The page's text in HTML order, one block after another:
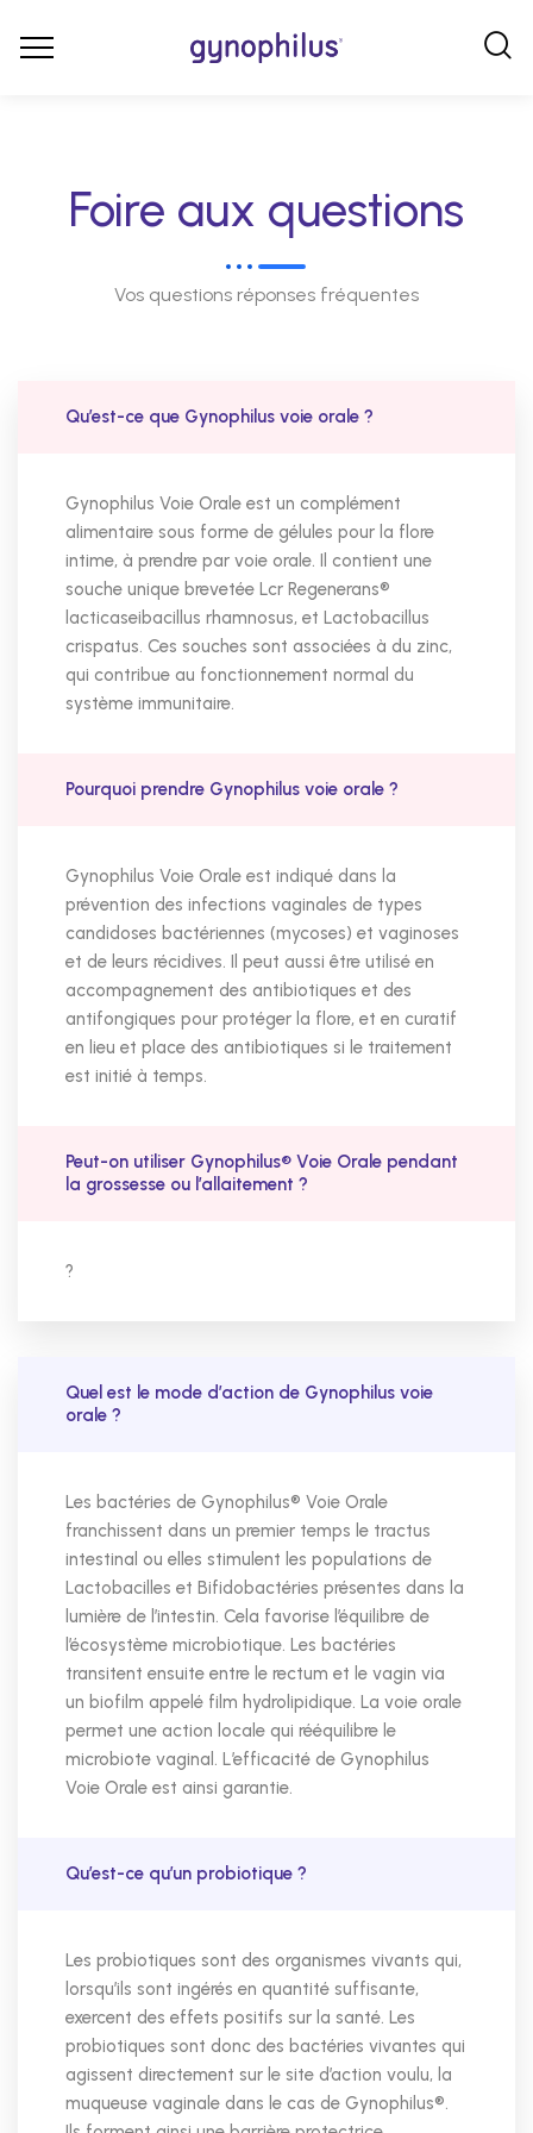
Foire aux questions
Vos questions réponses fréquentes
Qu’est-ce que Gynophilus voie orale ?
Gynophilus Voie Orale est un complément
alimentaire sous forme de gélules pour la flore
intime, à prendre par voie orale. Il contient une
souche unique brevetée Lcr Regenerans®
lacticaseibacillus rhamnosus, et Lactobacillus
crispatus. Ces souches sont associées à du zinc,
qui contribue au fonctionnement normal du
système immunitaire.
Pourquoi prendre Gynophilus voie orale ?
Gynophilus Voie Orale est indiqué dans la
prévention des infections vaginales de types
candidoses bactériennes (mycoses) et vaginoses
et de leurs récidives. Il peut aussi être utilisé en
accompagnement des antibiotiques et des
antifongiques pour protéger la flore, et en curatif
en lieu et place des antibiotiques si le traitement
est initié à temps.
Peut-on utiliser Gynophilus® Voie Orale pendant
la grossesse ou l’allaitement ?
?
Quel est le mode d’action de Gynophilus voie
orale ?
Les bactéries de Gynophilus® Voie Orale
franchissent dans un premier temps le tractus
intestinal ou elles stimulent les populations de
Lactobacilles et Bifidobactéries présentes dans la
lumière de l’intestin. Cela favorise l’équilibre de
l’écosystème microbiotique. Les bactéries
transitent ensuite entre le rectum et le vagin via
un biofilm appelé film hydrolipidique. La voie orale
permet une action locale qui rééquilibre le
microbiote vaginal. L’efficacité de Gynophilus
Voie Orale est ainsi garantie.
Qu’est-ce qu’un probiotique ?
Les probiotiques sont des organismes vivants qui,
lorsqu’ils sont ingérés en quantité suffisante,
exercent des effets positifs sur la santé. Les
probiotiques sont donc des bactéries vivantes qui
agissent directement sur le site d’action voulu, la
muqueuse vaginale dans le cas de Gynophilus®.